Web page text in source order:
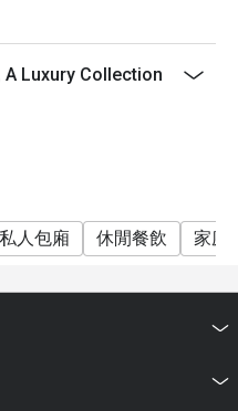
A Luxury Collection
私人包廂 休閒餐飲 家庭